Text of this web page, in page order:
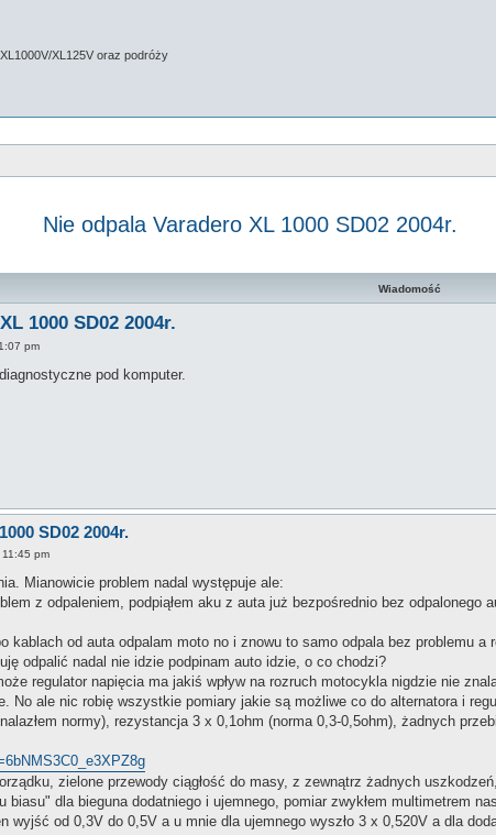
XL125V oraz podróży
Nie odpala Varadero XL 1000 SD02 2004r.
Wiadomość
1000 SD02 2004r.
pm
pod komputer.
SD02 2004r.
pm
Mianowicie problem nadal występuje ale:
z odpaleniem, podpiąłem aku z auta już bezpośrednio bez odpalonego
kablach od auta odpalam moto no i znowu to samo odpala bez problemu
odpalić nadal nie idzie podpinam auto idzie, o co chodzi?
regulator napięcia ma jakiś wpływ na rozruch motocykla nigdzie nie
No ale nic robię wszystkie pomiary jakie są możliwe co do alternatora i
normy), rezystancja 3 x 0,1ohm (norma 0,3-0,5ohm), żadnych
zielone przewody ciągłość do masy, z zewnątrz żadnych
dla bieguna dodatniego i ujemnego, pomiar zwykłem multimetrem
wyjść od 0,3V do 0,5V a u mnie dla ujemnego wyszło 3 x 0,520V a dla